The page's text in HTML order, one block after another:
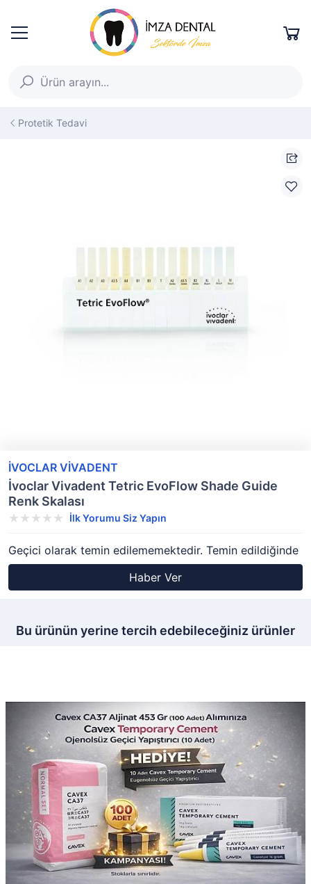
Protetik Tedavi
İVOCLAR VİVADENT
İvoclar Vivadent Tetric EvoFlow Shade Guide
Renk Skalası
İlk Yorumu Siz Yapın
Geçici olarak temin edilememektedir. Temin edildiğinde
Haber Ver
Bu ürünün yerine tercih edebileceğiniz ürünler